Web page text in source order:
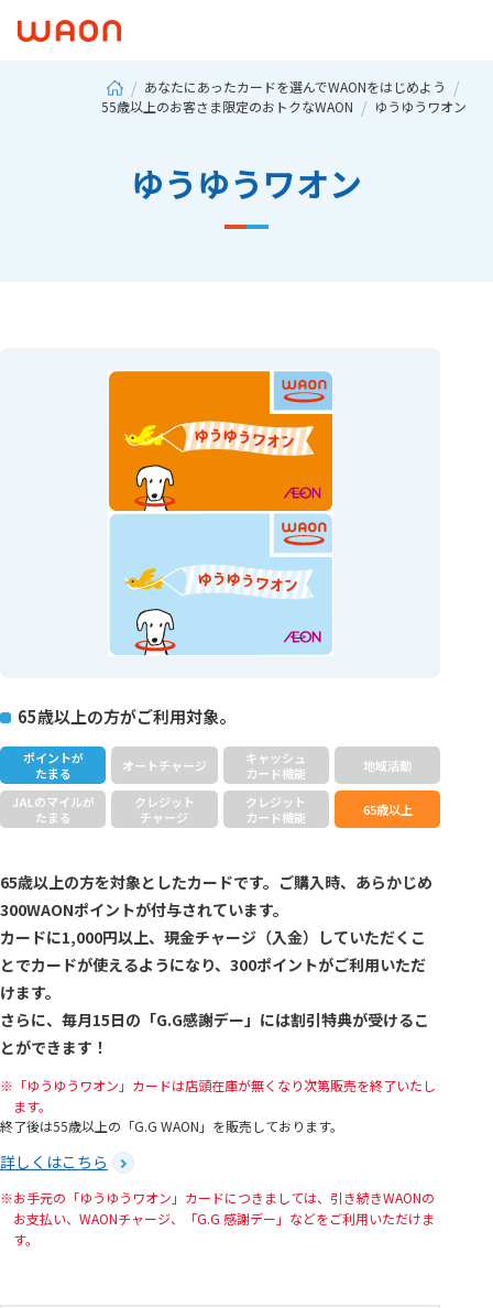
あなたにあったカードを選んでWAONをはじめよう
55歳以上のお客さま限定のおトクなWAON
ゆうゆうワオン
ゆうゆうワオン
65歳以上の方がご利用対象。
ポイントが
たまる
オートチャージ
キャッシュ
カード機能
地域活動
JALのマイルが
たまる
クレジット
チャージ
クレジット
カード機能
65歳以上
65歳以上の方を対象としたカードです。ご購入時、あらかじめ
300WAONポイントが付与されています。
カードに1,000円以上、現金チャージ（入金）していただくこ
とでカードが使えるようになり、300ポイントがご利用いただ
けます。
さらに、毎月15日の「G.G感謝デー」には割引特典が受けるこ
とができます！
「ゆうゆうワオン」カードは店頭在庫が無くなり次第販売を終了いたし
ます。
終了後は55歳以上の「G.G WAON」を販売しております。
詳しくはこちら
お手元の「ゆうゆうワオン」カードにつきましては、引き続きWAONの
お支払い、WAONチャージ、「G.G 感謝デー」などをご利用いただけま
す。